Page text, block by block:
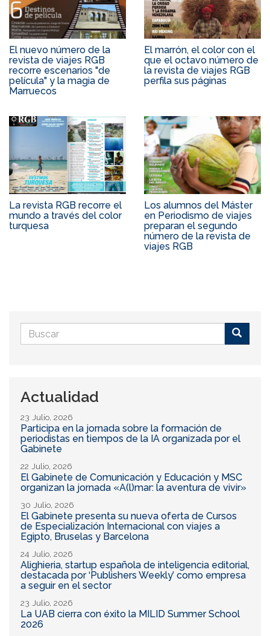
El nuevo número de la
revista de viajes RGB
recorre escenarios "de
película" y la magia de
Marruecos
El marrón, el color con el
que el octavo número de
la revista de viajes RGB
perfila sus páginas
La revista RGB recorre el
mundo a través del color
turquesa
Los alumnos del Máster
en Periodismo de viajes
preparan el segundo
número de la revista de
viajes RGB
Formulario
de
Actualidad
23 Julio, 2026
Participa en la jornada sobre la formación de
periodistas en tiempos de la IA organizada por el
Gabinete
22 Julio, 2026
El Gabinete de Comunicación y Educación y MSC
organizan la jornada «A(l)mar: la aventura de vivir»
30 Julio, 2026
El Gabinete presenta su nueva oferta de Cursos
de Especialización Internacional con viajes a
Egipto, Bruselas y Barcelona
24 Julio, 2026
Alighieria, startup española de inteligencia editorial,
destacada por ‘Publishers Weekly’ como empresa
a seguir en el sector
23 Julio, 2026
La UAB cierra con éxito la MILID Summer School
2026